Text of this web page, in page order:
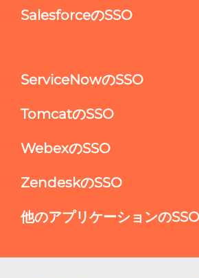
SalesforceのSSO
ServiceNowのSSO
TomcatのSSO
WebexのSSO
ZendeskのSSO
他のアプリケーションのSSO